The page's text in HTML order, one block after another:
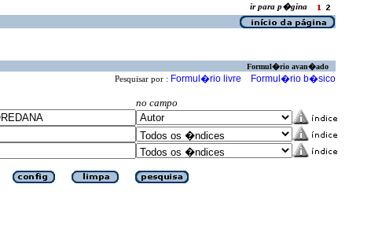
ir para p�gina
Formul�rio avan�ado
Pesquisar por : Formul�rio livre Formul�rio b�sico
no campo